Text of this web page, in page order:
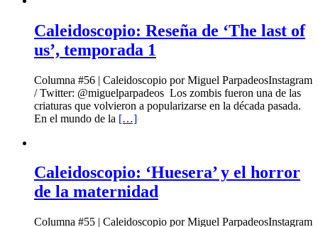
Caleidoscopio: Reseña de ‘The last of
us’, temporada 1
Columna #56 | Caleidoscopio por Miguel ParpadeosInstagram
/ Twitter: @miguelparpadeos Los zombis fueron una de las
criaturas que volvieron a popularizarse en la década pasada.
En el mundo de la […]
Caleidoscopio: ‘Huesera’ y el horror
de la maternidad
Columna #55 | Caleidoscopio por Miguel ParpadeosInstagram